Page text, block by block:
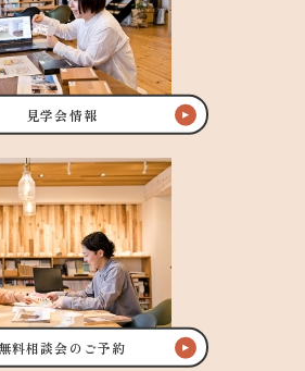
見学会情報
無料相談会のご予約